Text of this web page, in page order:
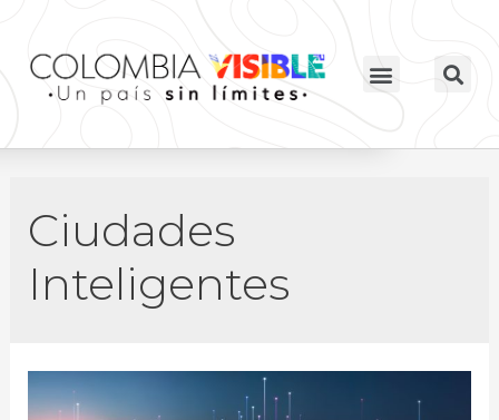
Ciudades
Inteligentes